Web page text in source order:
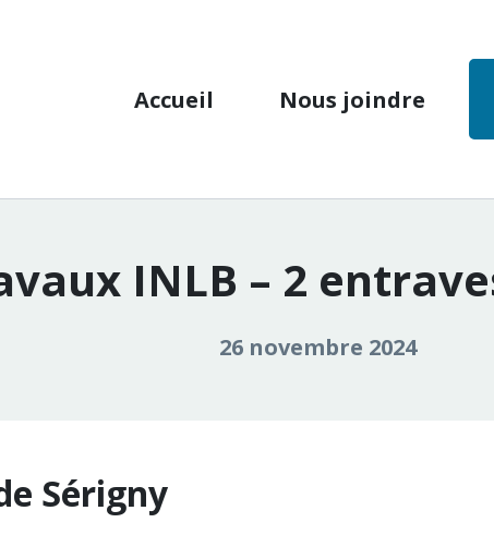
Accueil Nous joindre
INLB – 2
26 novembre 2024
Sérigny